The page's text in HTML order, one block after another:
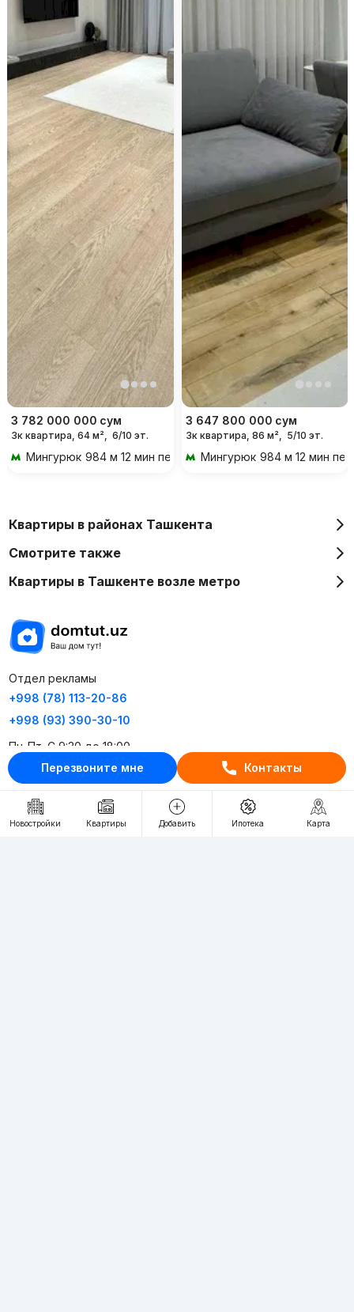
Перезвоните мне Контакты
3 782 000 000 сум
3к квартира, 64 м², 6/10 эт.
Мингурюк 984 м 12 мин пешком
3 647 800 000 сум
3к квартира, 86 м², 5/10 эт.
Мингурюк 984 м 12 мин
Новостройки Квартиры Добавить Ипотека Карта
Квартиры в районах Ташкента
Смотрите также
Квартиры в Ташкенте возле метро
Отдел рекламы
+998 (78) 113-20-86
+998 (93) 390-30-10
Пн-Пт. С 9:30 до 18:00
RU UZ
Контакты